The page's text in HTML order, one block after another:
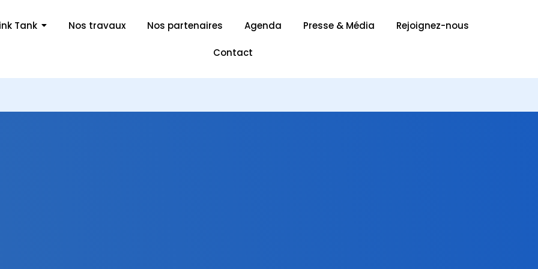
Tank Nos travaux Nos partenaires Agenda Presse & Média Rejoignez-nous
Contact